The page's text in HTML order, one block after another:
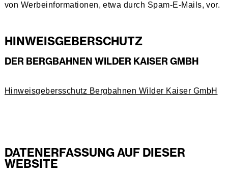
von Werbeinformationen, etwa durch Spam-E-Mails, vor.
HINWEISGEBERSCHUTZ
DER BERGBAHNEN WILDER KAISER GMBH
Hinweisgebersschutz Bergbahnen Wilder Kaiser GmbH
DATENERFASSUNG AUF DIESER
WEBSITE